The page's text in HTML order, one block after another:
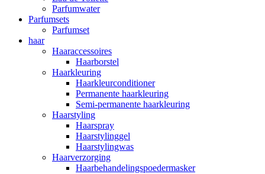
Parfumwater
Parfumsets
Parfumset
haar
Haaraccessoires
Haarborstel
Haarkleuring
Haarkleurconditioner
Permanente haarkleuring
Semi-permanente haarkleuring
Haarstyling
Haarspray
Haarstylinggel
Haarstylingwas
Haarverzorging
Haarbehandelingspoedermasker